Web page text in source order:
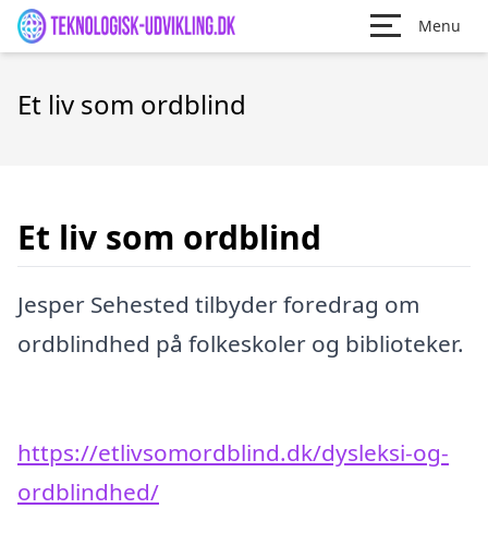
Menu
Et liv som ordblind
Et liv som ordblind
Jesper Sehested tilbyder foredrag om
ordblindhed på folkeskoler og biblioteker.
https://etlivsomordblind.dk/dysleksi-og-
ordblindhed/